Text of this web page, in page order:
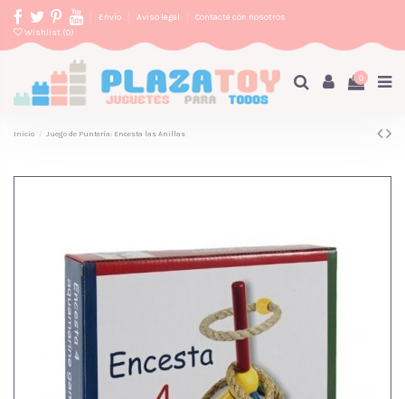
Envío Aviso legal
Contacte con nosotros
Wishlist (0)
0
Inicio Juego de Puntería: Encesta las Anillas